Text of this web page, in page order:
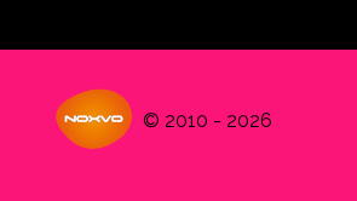
© 2010 - 2026